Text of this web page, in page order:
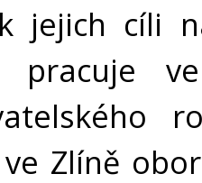
jejich cíli
pracuje
Zlíně